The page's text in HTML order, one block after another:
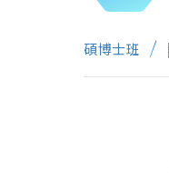
碩博士班